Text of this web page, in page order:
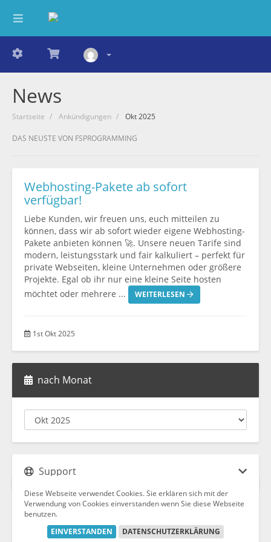
News
Startseite Ankündigungen Okt 2025
DAS NEUSTE VON FSPROGRAMMING
Webhosting-Pakete ab sofort
verfügbar!
Liebe Kunden, wir freuen uns, euch mitteilen zu
können, dass wir ab sofort wieder eigene Webhosting-
Pakete anbieten können 🚀. Unsere neuen Tarife sind
modern, leistungsstark und fair kalkuliert – perfekt für
private Webseiten, kleine Unternehmen oder größere
Projekte. Egal ob ihr nur eine kleine Seite hosten
möchtet oder mehrere ...
WEITERLESEN
1st Okt 2025
nach Monat
Support
Copyright © 2026 FSProgramming. Alle Rechte vorbehalten.
Diese Webseite verwendet Cookies. Sie erklären sich mit der
Verwendung von Cookies einverstanden wenn Sie diese Webseite
benutzen.
EINVERSTANDEN
DATENSCHUTZERKLÄRUNG